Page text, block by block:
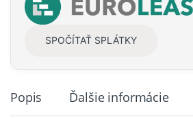
SPOČÍTAŤ SPLÁTKY
Popis Ďalšie informácie